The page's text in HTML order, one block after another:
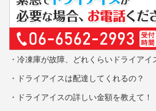
・冷凍庫が故障、どれくらいドライアイ
・ドライアイスは配達してくれるの？
・ドライアイスの詳しい金額を教えて！